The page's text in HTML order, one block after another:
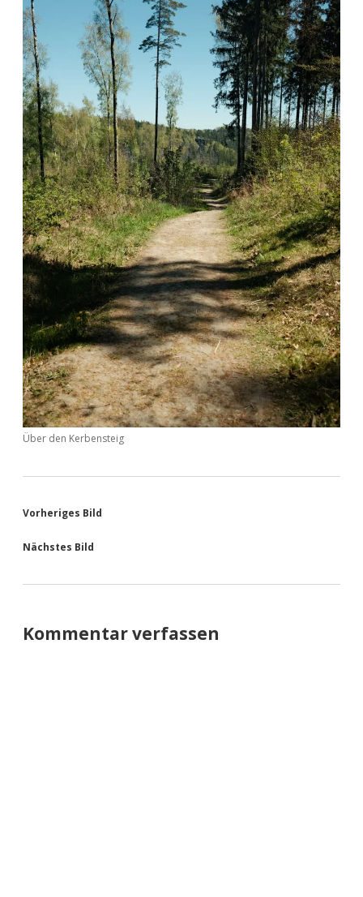
Über den Kerbensteig
Vorheriges Bild
Nächstes Bild
Kommentar verfassen